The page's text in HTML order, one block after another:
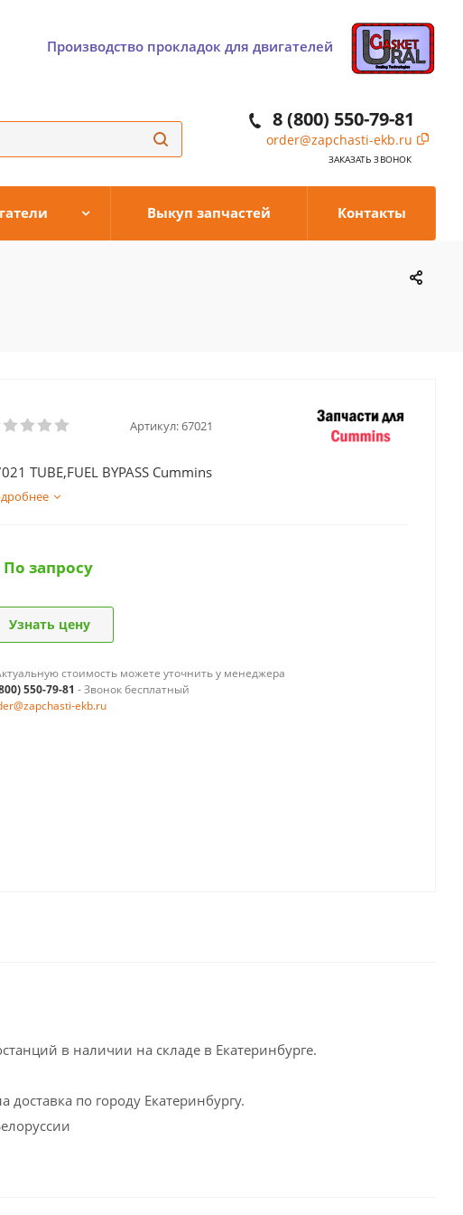
Производство прокладок для двигателей
8 (800) 550-79-81
order@zapchasti-ekb.ru
ЗАКАЗАТЬ ЗВОНОК
Выкуп запчастей Контакты
Артикул:67021
TUBE,FUEL BYPASS Cummins
По запросу
Узнать цену
стоимость можете уточнить у менеджера
550-79-81 - Звонок бесплатный
ekb.ru
в наличии на складе в Екатеринбурге.
по городу Екатеринбургу.